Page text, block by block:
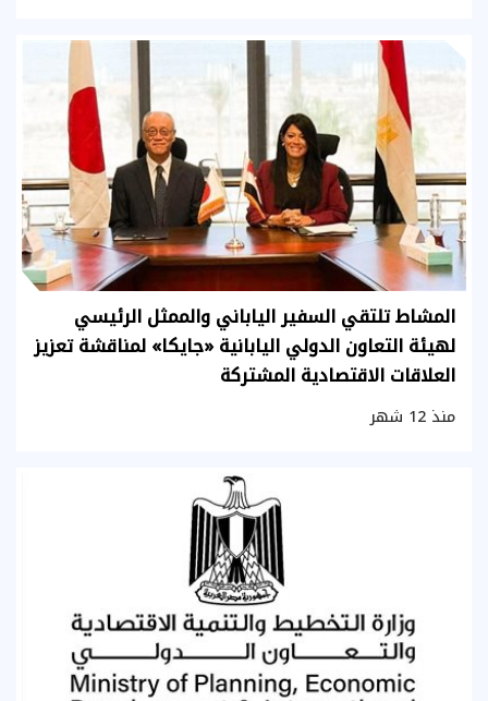
المشاط تلتقي السفير الياباني والممثل الرئيسي
لهيئة التعاون الدولي اليابانية «جايكا» لمناقشة تعزيز
العلاقات الاقتصادية المشتركة
منذ 12 شهر